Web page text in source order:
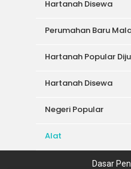
Hartanah Disewa
Perumahan Baru
Hartanah Popular
Hartanah Disewa
Negeri Popular
Alat
Dasar